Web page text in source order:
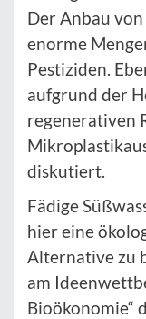
Der Anbau
enorme
Pestiziden.
aufgrund der
regenerativen
diskutiert.
Fädige
hier eine
Alternative zu
am
Bioökonomie“